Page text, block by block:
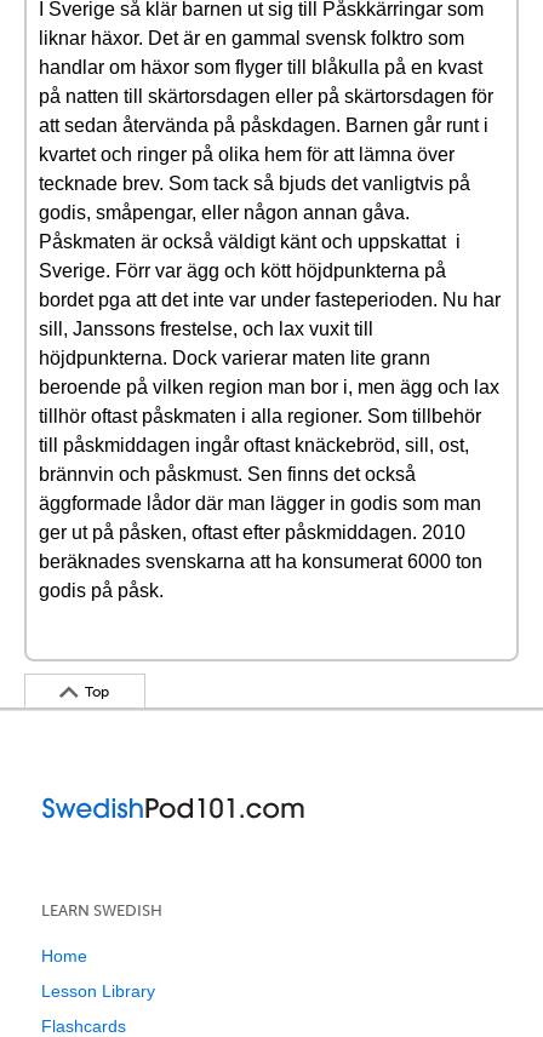
I Sverige så klär barnen ut sig till Påskkärringar som
liknar häxor. Det är en gammal svensk folktro som
handlar om häxor som flyger till blåkulla på en kvast
på natten till skärtorsdagen eller på skärtorsdagen för
att sedan återvända på påskdagen. Barnen går runt i
kvartet och ringer på olika hem för att lämna över
tecknade brev. Som tack så bjuds det vanligtvis på
godis, småpengar, eller någon annan gåva.
Påskmaten är också väldigt känt och uppskattat i
Sverige. Förr var ägg och kött höjdpunkterna på
bordet pga att det inte var under fasteperioden. Nu har
sill, Janssons frestelse, och lax vuxit till
höjdpunkterna. Dock varierar maten lite grann
beroende på vilken region man bor i, men ägg och lax
tillhör oftast påskmaten i alla regioner. Som tillbehör
till påskmiddagen ingår oftast knäckebröd, sill, ost,
brännvin och påskmust. Sen finns det också
äggformade lådor där man lägger in godis som man
ger ut på påsken, oftast efter påskmiddagen. 2010
beräknades svenskarna att ha konsumerat 6000 ton
godis på påsk.
Top
LEARN SWEDISH
Home
Lesson Library
Flashcards